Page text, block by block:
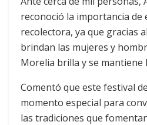
reconoció la importancia de
recolectora, ya que gracias
brindan las mujeres y
Morelia brilla y se mantiene
Comentó que este festival
momento especial para
las tradiciones que